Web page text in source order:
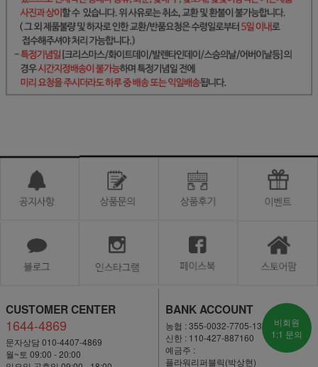
CUSTOMER CENTER
1644-4869
문자상담 010-4407-4869
월~토 09:00 - 20:00
BANK ACCOUNT
농협 : 355-0032-7705-13
신한 : 110-427-887160
예금주 :
플라워리퍼블릭(박상현)
비회원
1:1 문의